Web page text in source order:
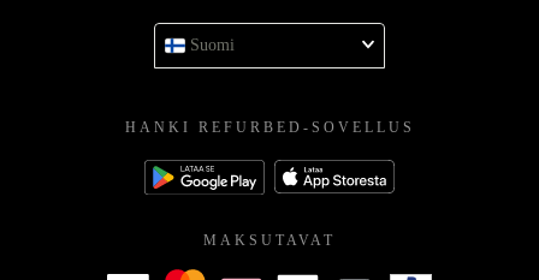
Suomi
HANKI REFURBED-SOVELLUS
MAKSUTAVAT